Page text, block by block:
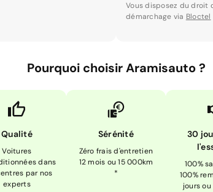
Vous disposez du droit
démarchage via Bloctel
Pourquoi choisir Aramisauto ?
Qualité
Voitures
dans
par nos
experts
Sérénité
Zéro frais d'entretien
12 mois ou 15 000km
*
30
100%
100%
jours